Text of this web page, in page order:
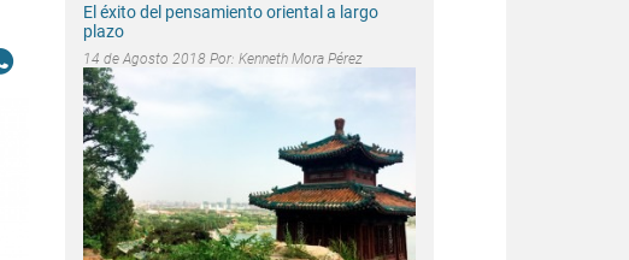
El éxito del pensamiento oriental a largo
plazo
14 de Agosto 2018 Por: Kenneth Mora Pérez